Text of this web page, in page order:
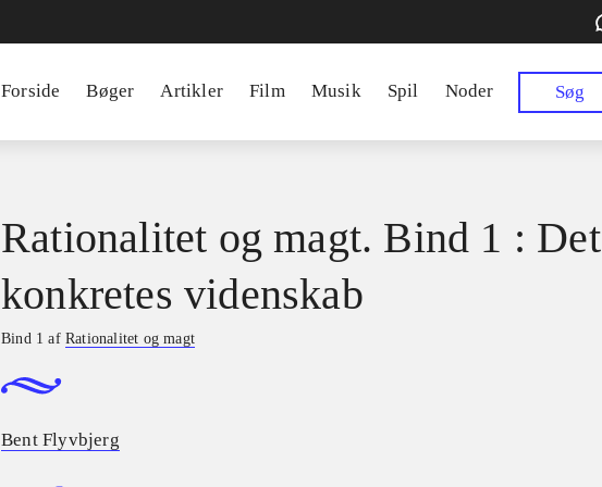
Forside Bøger Artikler Film Musik Spil Noder Søg
Rationalitet og magt. Bind 1 : Det
konkretes videnskab
Bind 1 afRationalitet og magt
Bent Flyvbjerg